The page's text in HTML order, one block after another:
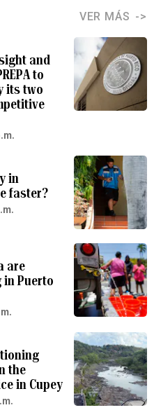
VER MÁS
and
to
its two
in
faster?
are
Puerto
the
in Cupey